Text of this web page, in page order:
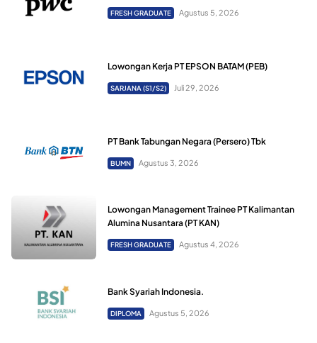
FRESH GRADUATE Agustus 5, 2026
Lowongan Kerja PT EPSON BATAM (PEB)
SARJANA (S1/S2) Juli 29, 2026
PT Bank Tabungan Negara (Persero) Tbk
BUMN Agustus 3, 2026
Lowongan Management Trainee PT Kalimantan
Alumina Nusantara (PT KAN)
FRESH GRADUATE Agustus 4, 2026
Bank Syariah Indonesia.
DIPLOMA Agustus 5, 2026